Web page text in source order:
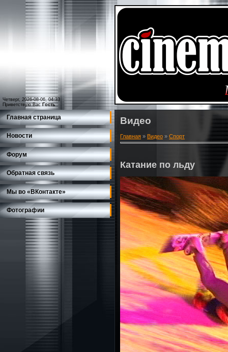
Четверг, 2026-08-06, 04:33
Приветствую Вас Гость
Главная страница
Новости
Форум
Обратная связь
Мы во «ВКонтакте»
Фотографии
Видео
Главная » Видео » Спорт
Катание по льду